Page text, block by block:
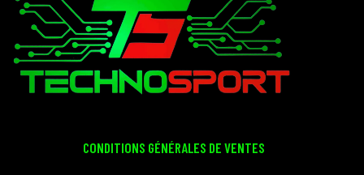
CONDITIONS GÉNÉRALES DE VENTES